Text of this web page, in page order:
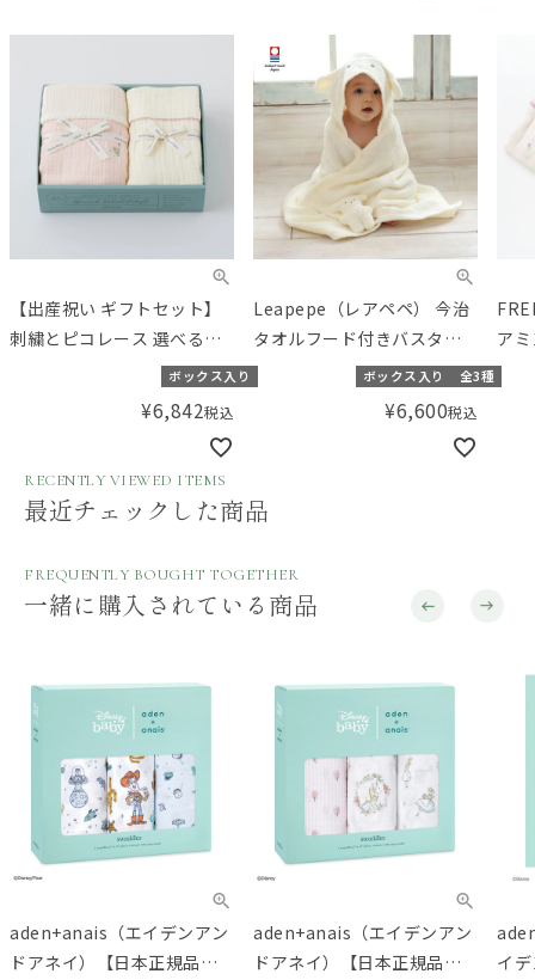
【出産祝い ギフトセット】
刺繍とピコレース 選べる人
気のおくるみセット 【ギフ
トボックス入り】／Aming
ボックス入り
¥6,842税込
Leapepe（レアペペ） 今治
タオルフード付きバスタオ
ル
ボックス入り 全3種
¥6,600税込
ア
み
RECENTLY VIEWED ITEMS
最近チェックした商品
FREQUENTLY BOUGHT TOGETHER
一緒に購入されている商品
aden+anais（エイデンアン
ドアネイ）【日本正規品】
aden+anais（エイデンアン
ドアネイ）【日本正規品】
イ